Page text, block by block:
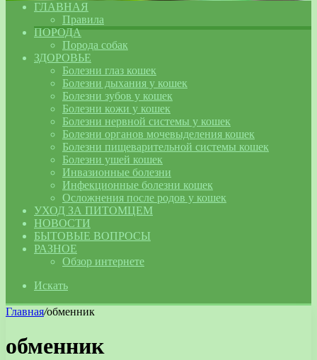
ГЛАВНАЯ
Правила
ПОРОДА
Порода собак
ЗДОРОВЬЕ
Болезни глаз кошек
Болезни дыхания у кошек
Болезни зубов у кошек
Болезни кожи у кошек
Болезни нервной системы у кошек
Болезни органов мочевыделения кошек
Болезни пищеварительной системы кошек
Болезни ушей кошек
Инвазионные болезни
Инфекционные болезни кошек
Осложнения после родов у кошек
УХОД ЗА ПИТОМЦЕМ
НОВОСТИ
БЫТОВЫЕ ВОПРОСЫ
РАЗНОЕ
Обзор интернете
Искать
Главная/обменник
обменник